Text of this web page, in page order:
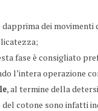
dei
fase è consigliato
l’intera operazione
, al termine della
cotone sono infatti